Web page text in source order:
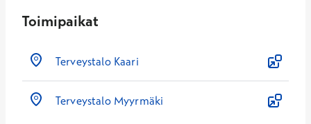
Toimipaikat
Terveystalo Kaari
Terveystalo Myyrmäki